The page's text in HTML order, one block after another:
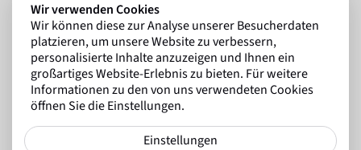
Wir verwenden Cookies
Wir können diese zur Analyse unserer Besucherdaten
platzieren, um unsere Website zu verbessern,
personalisierte Inhalte anzuzeigen und Ihnen ein
großartiges Website-Erlebnis zu bieten. Für weitere
Informationen zu den von uns verwendeten Cookies
öffnen Sie die Einstellungen.
Einstellungen